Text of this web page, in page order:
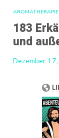
AROMATHERAPIE
183
und
Dezember